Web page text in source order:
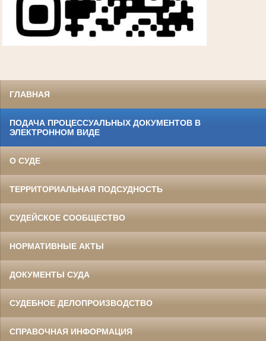
ГЛАВНАЯ
ПОДАЧА ПРОЦЕССУАЛЬНЫХ ДОКУМЕНТОВ В
ЭЛЕКТРОННОМ ВИДЕ
О СУДЕ
ТЕРРИТОРИАЛЬНАЯ ПОДСУДНОСТЬ
СУДЕЙСКОЕ СООБЩЕСТВО
НОРМАТИВНЫЕ АКТЫ
ДОКУМЕНТЫ СУДА
СУДЕБНОЕ ДЕЛОПРОИЗВОДСТВО
СПРАВОЧНАЯ ИНФОРМАЦИЯ